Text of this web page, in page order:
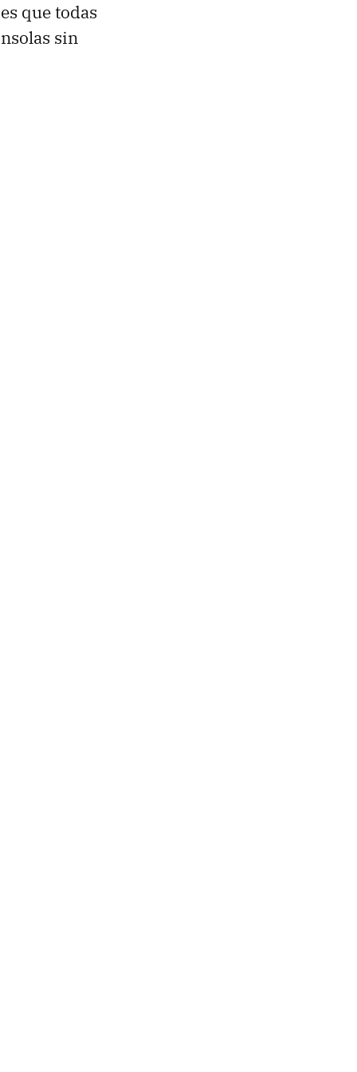
que todas
sin